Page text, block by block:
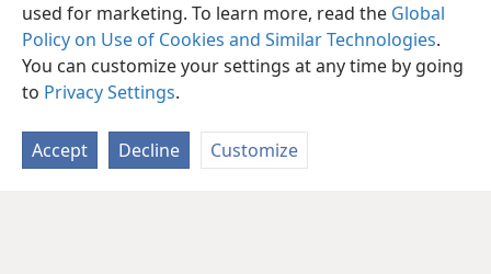
used for marketing. To learn more, read the Global
Policy on Use of Cookies and Similar Technologies.
You can customize your settings at any time by going
to Privacy Settings.
Accept Decline Customize